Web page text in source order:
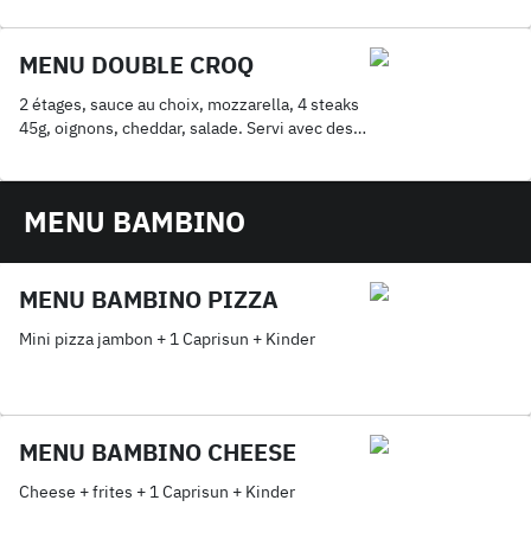
MENU DOUBLE CROQ
2 étages, sauce au choix, mozzarella, 4 steaks
45g, oignons, cheddar, salade. Servi avec des
MENU BAMBINO
MENU BAMBINO PIZZA
Mini pizza jambon + 1 Caprisun + Kinder
MENU BAMBINO CHEESE
Cheese + frites + 1 Caprisun + Kinder